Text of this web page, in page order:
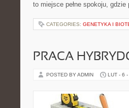
to miejsce pełne spokoju,
CATEGORIES: GENETYKA I
PRACA
POSTED BY ADMIN LUT - 6